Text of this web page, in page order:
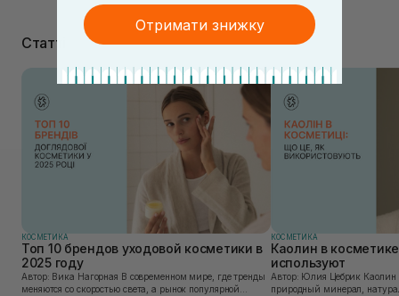
Статті
КОСМЕТИКА
Топ 10 брендов уходовой косметики в
2025 году
Автор: Вика Нагорная В современном мире, где тренды
меняются со скоростью света, а рынок популярной
КОСМЕТИКА
Каолин в
используют
Автор: Юлия Цебрик Каолин в косметологии – это
природный минерал,
Отримати знижку